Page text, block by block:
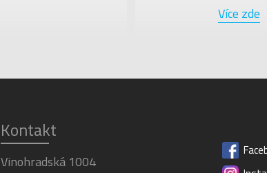
Více zde
Kontakt
Vinohradská 1004